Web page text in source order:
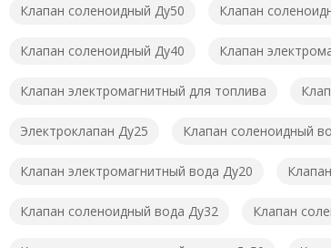
Клапан соленоидный Ду50 Клапан
Клапан соленоидный Ду40 Клапан
Клапан электромагнитный для топлива
Электроклапан Ду25 Клапан соленоидный
Клапан электромагнитный вода Ду20
Клапан соленоидный вода Ду32 Клапан